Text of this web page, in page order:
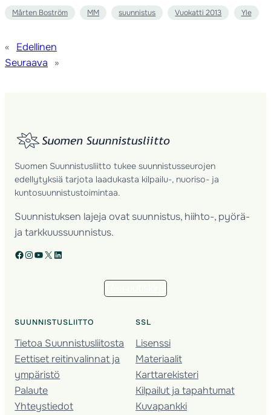
Mårten Boström MM suunnistus Vuokatti 2013 Yle
«
Edellinen
Seuraava
»
Suomen Suunnistusliitto tukee suunnistusseurojen
edellytyksiä tarjota laadukasta kilpailu-, nuoriso- ja
kuntosuunnistustoimintaa.
Suunnistuksen lajeja ovat suunnistus, hiihto-, pyörä-
ja tarkkuussuunnistus.
Facebook Instagram YouTube X LinkedIn
SUUNNISTUSLIITTO
Tietoa Suunnistusliitosta
Eettiset reitinvalinnat ja
ympäristö
Palaute
Yhteystiedot
SSL
Lisenssi
Materiaalit
Karttarekisteri
Kilpailut ja tapahtumat
Kuvapankki